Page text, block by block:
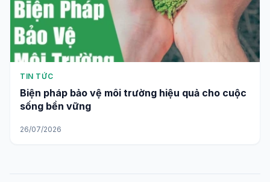
TIN TỨC
Biện pháp bảo vệ môi trường hiệu quả cho cuộc
sống bền vững
26/07/2026